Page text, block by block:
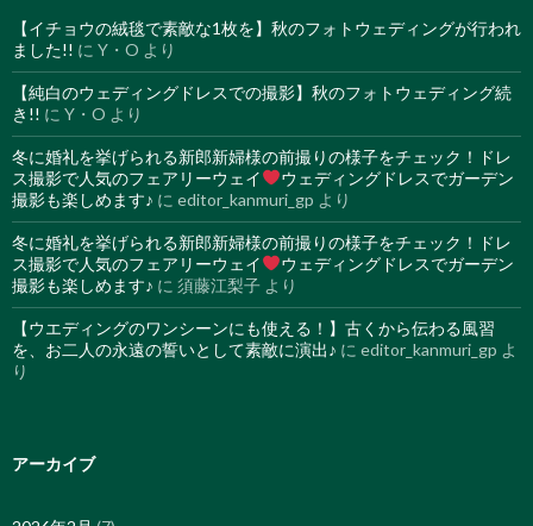
【イチョウの絨毯で素敵な1枚を】秋のフォトウェディングが行われ
ました!! に Y・O より
【純白のウェディングドレスでの撮影】秋のフォトウェディング続
き!! に Y・O より
冬に婚礼を挙げられる新郎新婦様の前撮りの様子をチェック！ドレ
ス撮影で人気のフェアリーウェイ
ウェディングドレスでガーデン
撮影も楽しめます♪ に editor_kanmuri_gp より
冬に婚礼を挙げられる新郎新婦様の前撮りの様子をチェック！ドレ
ス撮影で人気のフェアリーウェイ
ウェディングドレスでガーデン
撮影も楽しめます♪ に 須藤江梨子 より
【ウエディングのワンシーンにも使える！】古くから伝わる風習
を、お二人の永遠の誓いとして素敵に演出♪ に editor_kanmuri_gp よ
り
アーカイブ